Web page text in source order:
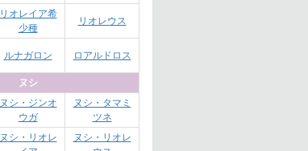
リオレイア希
少種
リオレウス
ルナガロン ロアルドロス
ヌシ
ヌシ・ジンオ
ウガ
ヌシ・タマミ
ツネ
ヌシ・リオレ
ヌシ・リオレ